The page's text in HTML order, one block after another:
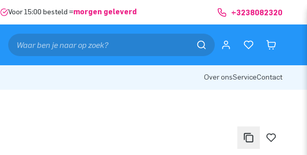
Voor 15:00 besteld =morgen geleverd +3238082320
Over onsServiceContact